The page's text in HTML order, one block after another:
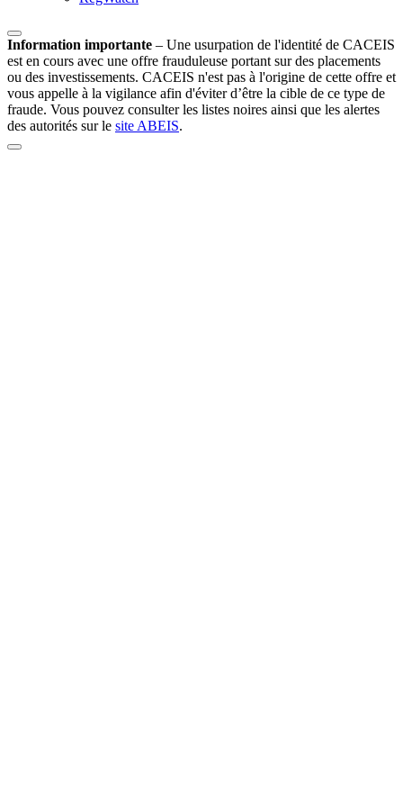
Information importante – Une usurpation de l'identité de CACEIS
est en cours avec une offre frauduleuse portant sur des placements
ou des investissements. CACEIS n'est pas à l'origine de cette offre et
vous appelle à la vigilance afin d'éviter d’être la cible de ce type de
fraude. Vous pouvez consulter les listes noires ainsi que les alertes
des autorités sur le site ABEIS.